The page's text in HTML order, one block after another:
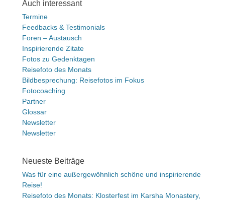
Auch interessant
Termine
Feedbacks & Testimonials
Foren – Austausch
Inspirierende Zitate
Fotos zu Gedenktagen
Reisefoto des Monats
Bildbesprechung: Reisefotos im Fokus
Fotocoaching
Partner
Glossar
Newsletter
Newsletter
Neueste Beiträge
Was für eine außergewöhnlich schöne und inspirierende
Reise!
Reisefoto des Monats: Klosterfest im Karsha Monastery,